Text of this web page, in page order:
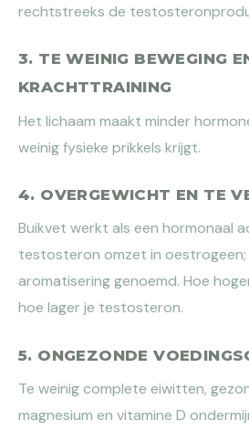
rechtstreeks de
3. TE WEINIG BEWEGING
KRACHTTRAINING
Het lichaam maakt minder
weinig fysieke prikkels krijgt.
4. OVERGEWICHT EN TE
Buikvet werkt als een hormonaal
testosteron omzet in oestrogeen;
aromatisering genoemd. Hoe
hoe lager je testosteron.
5. ONGEZONDE
Te weinig complete eiwitten,
magnesium en vitamine D